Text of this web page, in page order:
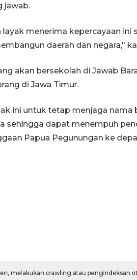
jawab.
menerima kepercayaan ini
daerah dan negara,"
akan bersekolah di Jawab
di Jawa Timur.
ini untuk tetap menjaga nama
sehingga dapat menempuh
Papua Pegunungan ke
melakukan crawling atau pengindeksan
8